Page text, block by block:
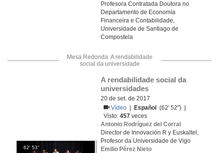
Profesora Contratada Doutora no
Departamento de Economía
Financeira e Contabilidade,
Universidade de Santiago de
Compostela
Mesa Redonda: A rendabilidade
social da universidade
62' 53''
A rendabilidade social da
universidades
20 de set. de 2017
Vídeo
Español
(62' 52'') |
Visto:457 veces
Antonio Rodríguez del Corral
Director de Innovación R y Euskaltel,
Profesor da Universidade de Vigo
Emilio Pérez Nieto